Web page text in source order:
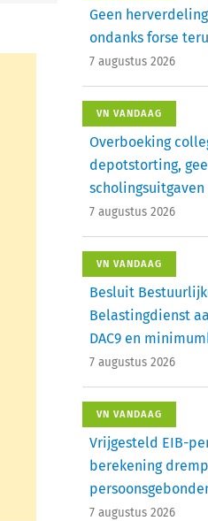
Geen
ondanks forse
7 augustus 2026
VN VANDAAG
Overboeking
depotstorting,
scholingsuitgaven
7 augustus 2026
VN VANDAAG
Besluit
Belastingdienst
DAC9 en
7 augustus 2026
VN VANDAAG
Vrijgesteld EIB-
berekening
7 augustus 2026